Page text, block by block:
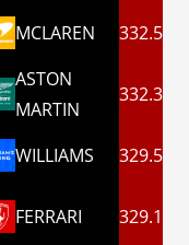
MCLAREN 332.5
ASTON
MARTIN
332.3
WILLIAMS 329.5
FERRARI 329.1